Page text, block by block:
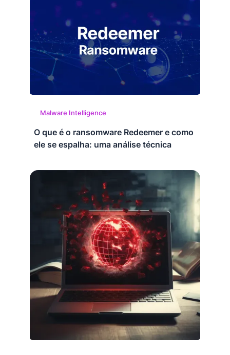
Malware Intelligence
O que é o ransomware Redeemer e como
ele se espalha: uma análise técnica